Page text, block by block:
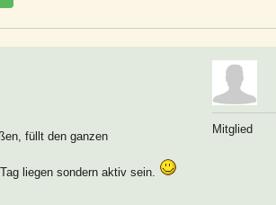
füllt den ganzen
liegen sondern aktiv sein.
Mitglied